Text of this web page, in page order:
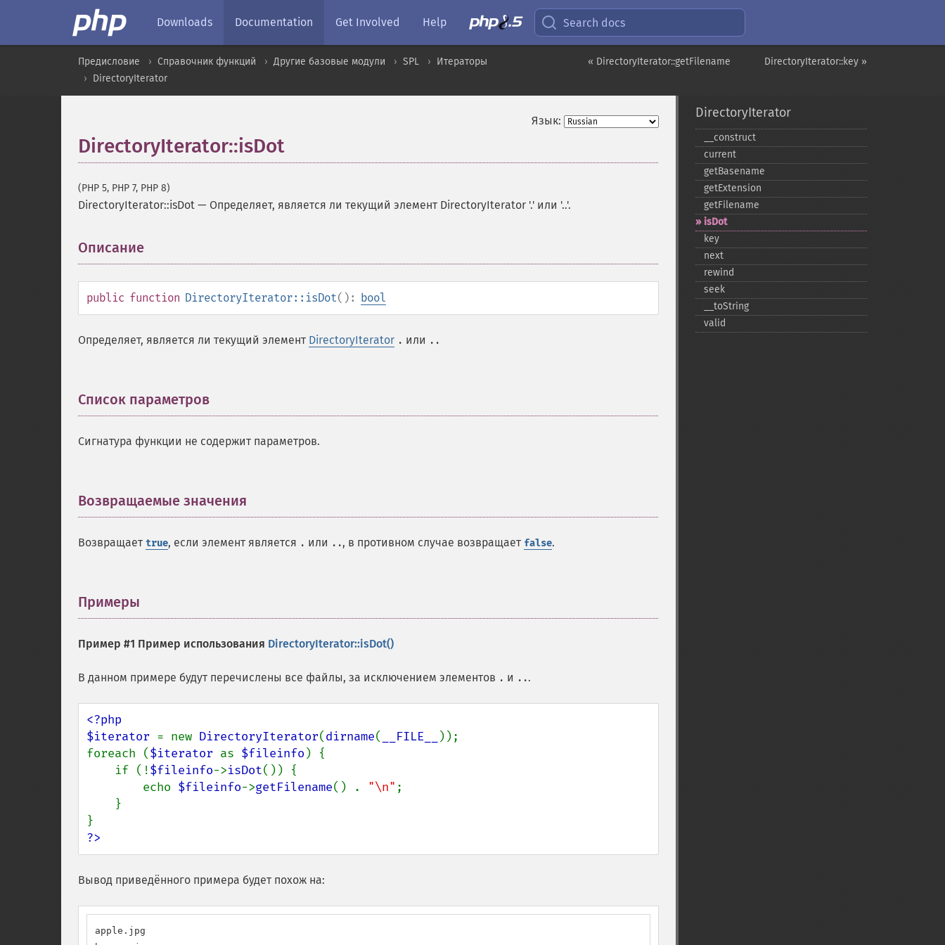
Downloads Documentation Get Involved Help Search docs
DirectoryIterator::key »
« DirectoryIterator::getFilename
Предисловие Справочник функций Другие базовые модули SPL
Итераторы
DirectoryIterator
Язык:
DirectoryIterator::isDot
(PHP 5, PHP 7, PHP 8)
DirectoryIterator::isDot — Определяет, является ли текущий элемент DirectoryIterator '.' или '..'.
Описание
public function DirectoryIterator::isDot(): bool
Определяет, является ли текущий элемент DirectoryIterator . или ..
Список параметров
Сигнатура функции не содержит параметров.
Возвращаемые значения
Возвращает true, если элемент является . или .., в противном случае возвращает false.
Примеры
Пример #1 Пример использования DirectoryIterator::isDot()
В данном примере будут перечислены все файлы, за исключением элементов . и ...
<?php
$iterator = new DirectoryIterator(dirname( __FILE__
));
foreach ($iterator as $fileinfo ) {
    if (!
$fileinfo->isDot()) {
        echo
$fileinfo->getFilename() . "\n" ;
?>
Вывод приведённого примера будет похож на:
apple.jpg
DirectoryIterator
_​_​construct
current
getBasename
getExtension
getFilename
isDot
key
next
rewind
seek
_​_​toString
valid